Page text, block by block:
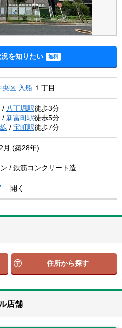
を知りたい
央区 入船 １丁目
/ 八丁堀駅徒歩3分
/ 新富町駅徒歩5分
/ 宝町駅徒歩7分
月 (築28年)
/ 鉄筋コンクリート造
開く
住所から探す
店舗